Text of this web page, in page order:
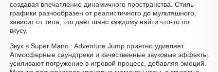
создавая впечатление динамичного пространства. Стиль
графики разнообразен от реалистичного до мультяшного,
зависит от типа, что даёт шанс каждому найти что-то по
вкусу.
Звук в Super Mano : Adventure Jump приятно удивляет.
Атмосферные саундтреки и качественные звуковые эффекты
усиливают погружение в игровой процесс, добавляя эмоций.